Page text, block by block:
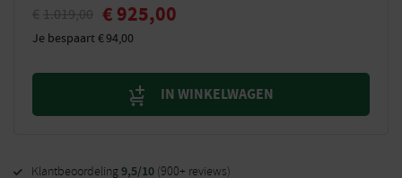
€ 1.019,00 € 925,00
Je bespaart€94,00
IN WINKELWAGEN
Klantbeoordeling9,5/10 (900+ reviews)